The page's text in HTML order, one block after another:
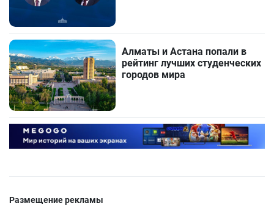
Алматы и Астана попали в
рейтинг лучших студенческих
городов мира
Размещение рекламы